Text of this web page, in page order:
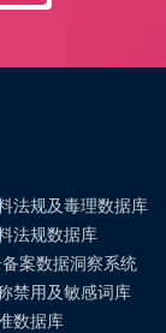
法规及毒理数据库
法规数据库
案数据洞察系统
禁用及敏感词库
数据库